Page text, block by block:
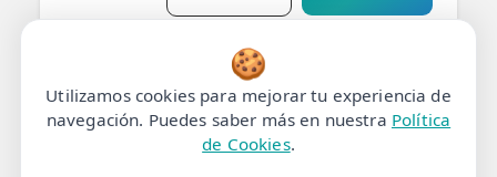
Lina Benkirane
Especialista en
🍪
Utilizamos cookies para mejorar tu experiencia de
navegación. Puedes saber más en nuestra Política
de Cookies.